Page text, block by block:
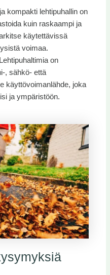
kompakti lehtipuhallin on
kuin raskaampi ja
käytettävissä
voimaa.
on
, sähkö- että
käyttövoimanlähde, joka
ja ympäristöön.